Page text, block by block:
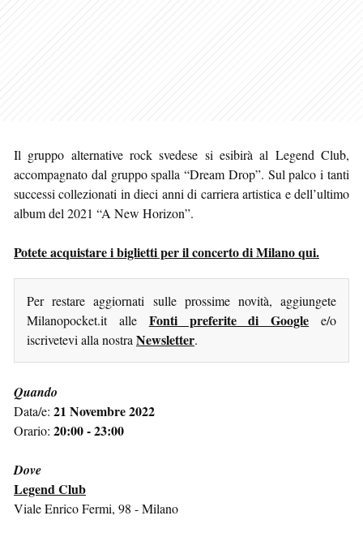
Il gruppo alternative rock svedese si esibirà al Legend Club,
accompagnato dal gruppo spalla “Dream Drop”. Sul palco i tanti
successi collezionati in dieci anni di carriera artistica e dell’ultimo
album del 2021 “A New Horizon”.
Potete acquistare i biglietti per il concerto di Milano qui.
Per restare aggiornati sulle prossime novità, aggiungete
Milanopocket.it alle Fonti preferite di Google e/o
iscrivetevi alla nostra Newsletter.
Quando
Data/e: 21 Novembre 2022
Orario: 20:00 - 23:00
Dove
Legend Club
Viale Enrico Fermi, 98 - Milano